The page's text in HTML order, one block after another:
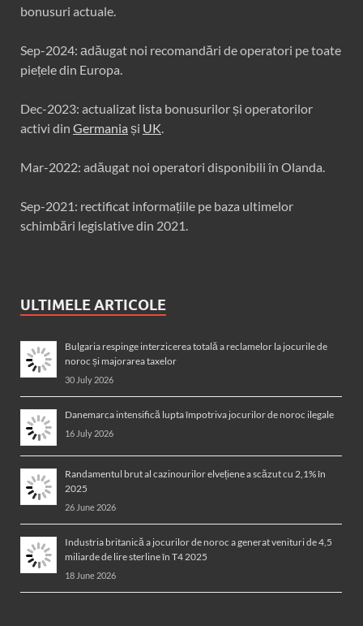
bonusuri actuale.
Sep-2024: аdăugat noi recomandări de operatori pe toate
piețele din Europa.
Dec-2023: actualizat lista bonusurilor și operatorilor
activi din Germania și UK
Mar-2022: adăugat noi operatori disponibili în Olanda.
Sep-2021: rectificat informațiile pe baza ultimelor
schimbări legislative din 2021.
ULTIMELE ARTICOLE
Bulgaria respinge interzicerea totală a reclamelor la jocurile de
noroc și majorarea taxelor
30 July 2026
Danemarca intensifică lupta împotriva jocurilor de noroc ilegale
16 July 2026
Randamentul brut al cazinourilor elvețiene a scăzut cu 2,1% în
2025
26 June 2026
Industria britanică a jocurilor de noroc a generat venituri de 4,5
miliarde de lire sterline în T4 2025
18 June 2026